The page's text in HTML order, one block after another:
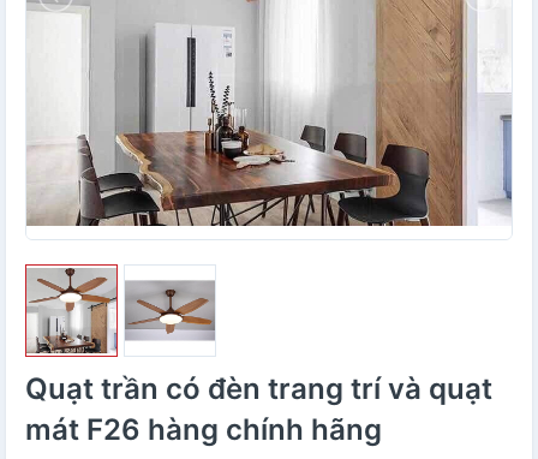
Quạt trần có đèn trang trí và quạt
mát F26 hàng chính hãng